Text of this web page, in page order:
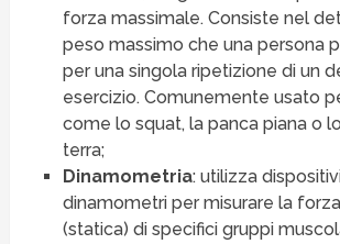
forza massimale. Consiste nel
peso massimo che una persona
per una singola ripetizione di un
esercizio. Comunemente usato
come lo squat, la panca piana o
terra;
Dinamometria: utilizza
dinamometri per misurare la
(statica) di specifici gruppi